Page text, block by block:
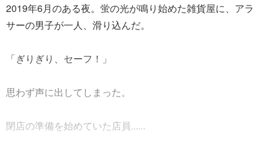
2019年6月のある夜。蛍の光が鳴り始めた雑貨屋に、アラ
サーの男子が一人、滑り込んだ。
「ぎりぎり、セーフ！」
思わず声に出してしまった。
閉店の準備を始めていた店員......